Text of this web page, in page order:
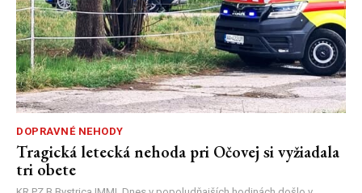
DOPRAVNÉ NEHODY
Tragická letecká nehoda pri Očovej si vyžiadala
tri obete